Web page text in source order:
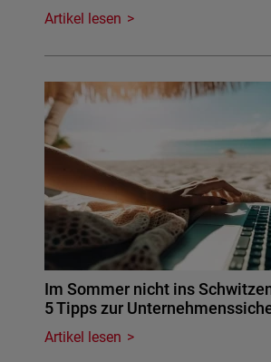
Artikel lesen
Im Sommer nicht ins
5 Tipps zur
Artikel lesen